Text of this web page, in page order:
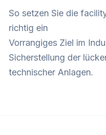
So setzen Sie die
richtig ein
Vorrangiges Ziel im
Sicherstellung der
technischer Anlagen.